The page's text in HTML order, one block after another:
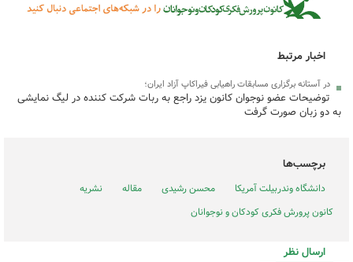
اخبار مرتبط
در آستانه برگزاری مسابقات راهیابی فیراکاپ آزاد ایران؛
توضیحات عضو نوجوان کانون یزد راجع به ربات شرکت کننده در لیگ نمایشی
به دو زبان صورت گرفت
برچسب‌ها
دانشگاه وندربیلت آمریکا محسن رشیدی مقاله
نشریه
کانون پرورش فکری کودکان و نوجوانان
ارسال نظر